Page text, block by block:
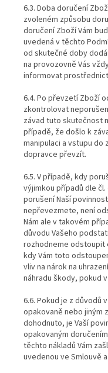
6.3. Doba doručení
zvoleném způsobu
doručení Zboží Vám
uvedená v těchto
od skutečné doby
na provozovně Vás
informovat
6.4. Po převzetí Zboží
zkontrolovat
závad tuto skutečnost
případě, že došlo k
manipulaci a vstupu do
dopravce převzít.
6.5. V případě, kdy
výjimkou případů dle
porušení Naší
nepřevezmete, není
Nám ale v takovém
důvodu Vašeho
rozhodneme odstoupit
kdy Vám toto
vliv na nárok na
náhradu škody, pokud
6.6. Pokud je z důvodů
opakovaně nebo jiným
dohodnuto, je Vaší
opakovaným
těchto nákladů Vám
uvedenou ve Smlouvě